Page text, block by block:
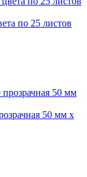
по 25 листов
50 мм x